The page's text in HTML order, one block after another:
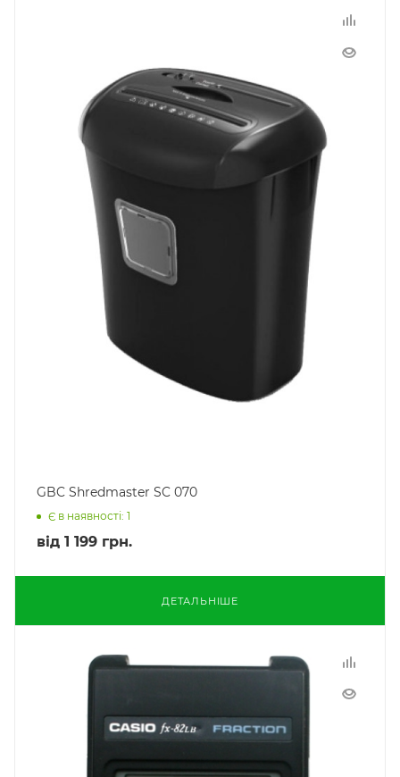
GBC Shredmaster SC 070
Є в наявності: 1
від 1 199 грн.
ДЕТАЛЬНІШЕ